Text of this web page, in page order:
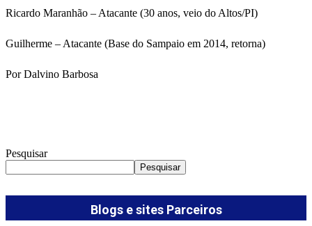
Ricardo Maranhão – Atacante (30 anos, veio do Altos/PI)
Guilherme – Atacante (Base do Sampaio em 2014, retorna)
Por Dalvino Barbosa
Pesquisar
Pesquisar
Blogs e sites Parceiros